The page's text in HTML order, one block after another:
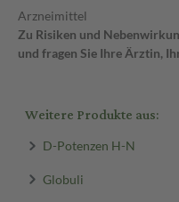
Arzneimittel
Zu Risiken und
und fragen Sie Ihre Ärztin,
Weitere Produkte aus:
D-Potenzen H-N
Globuli